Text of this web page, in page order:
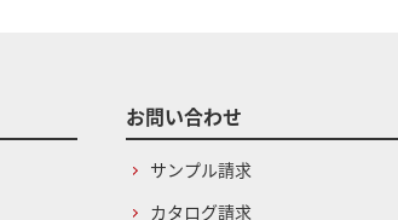
お問い合わせ
サンプル請求
カタログ請求